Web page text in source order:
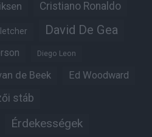
Cristiano Ronaldo
David De Gea
Diego Leon
de Beek Ed Woodward
stáb
Érdekességek